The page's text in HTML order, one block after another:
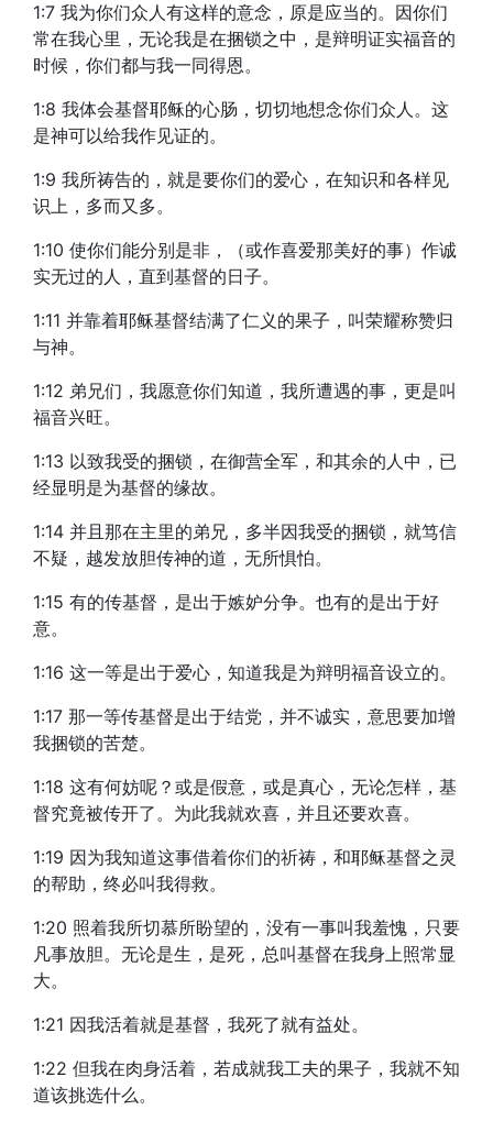
1:7 我为你们众人有这样的意念，原是应当的。因你们
常在我心里，无论我是在捆锁之中，是辩明证实福音的
时候，你们都与我一同得恩。
1:8 我体会基督耶稣的心肠，切切地想念你们众人。这
是神可以给我作见证的。
1:9 我所祷告的，就是要你们的爱心，在知识和各样见
识上，多而又多。
1:10 使你们能分别是非，（或作喜爱那美好的事）作诚
实无过的人，直到基督的日子。
1:11 并靠着耶稣基督结满了仁义的果子，叫荣耀称赞归
与神。
1:12 弟兄们，我愿意你们知道，我所遭遇的事，更是叫
福音兴旺。
1:13 以致我受的捆锁，在御营全军，和其余的人中，已
经显明是为基督的缘故。
1:14 并且那在主里的弟兄，多半因我受的捆锁，就笃信
不疑，越发放胆传神的道，无所惧怕。
1:15 有的传基督，是出于嫉妒分争。也有的是出于好
意。
1:16 这一等是出于爱心，知道我是为辩明福音设立的。
1:17 那一等传基督是出于结党，并不诚实，意思要加增
我捆锁的苦楚。
1:18 这有何妨呢？或是假意，或是真心，无论怎样，基
督究竟被传开了。为此我就欢喜，并且还要欢喜。
1:19 因为我知道这事借着你们的祈祷，和耶稣基督之灵
的帮助，终必叫我得救。
1:20 照着我所切慕所盼望的，没有一事叫我羞愧，只要
凡事放胆。无论是生，是死，总叫基督在我身上照常显
大。
1:21 因我活着就是基督，我死了就有益处。
1:22 但我在肉身活着，若成就我工夫的果子，我就不知
道该挑选什么。